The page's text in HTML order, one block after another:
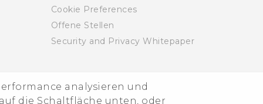
analysieren und
die Schaltfläche unten, oder
Cookie Preferences
Offene Stellen
Security and Privacy Whitepaper